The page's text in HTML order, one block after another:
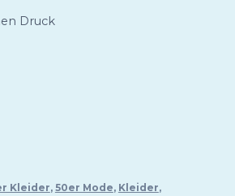
Druck
Kleider, 50er Mode, Kleider,